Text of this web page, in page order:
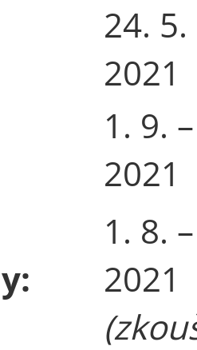
24.
2021
1. 9.
2021
1. 8.
2021